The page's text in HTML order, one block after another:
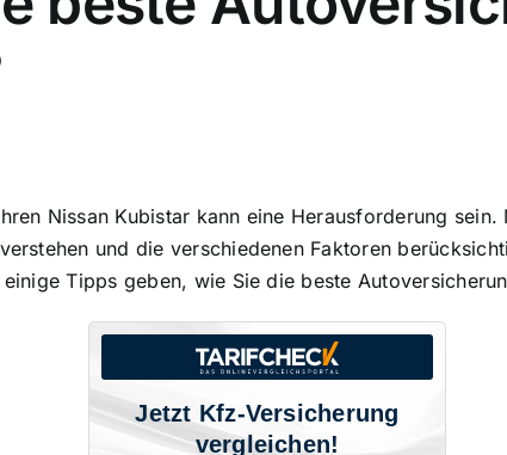
Nissan Kubistar kann eine Herausforderung
und die verschiedenen Faktoren
Tipps geben, wie Sie die beste
Jetzt Kfz-Versicherung
vergleichen!